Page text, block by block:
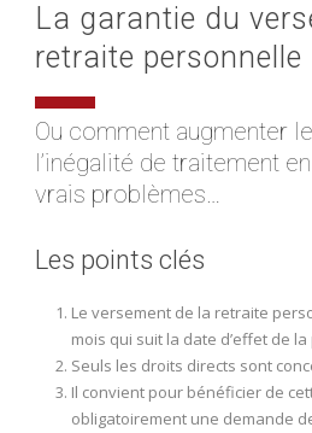
La garantie du
retraite personnelle
Ou comment augmenter
l’inégalité de traitement
vrais problèmes…
Les points clés
Le versement de la retraite
mois qui suit la date d’effet de
Seuls les droits directs sont
Il convient pour bénéficier de
obligatoirement une demande